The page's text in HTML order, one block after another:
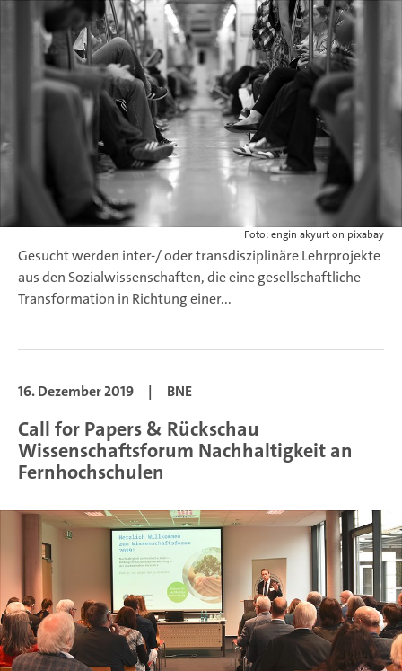
Foto: engin akyurt on pixabay
Gesucht werden inter-/ oder transdisziplinäre Lehrprojekte
aus den Sozialwissenschaften, die eine gesellschaftliche
Transformation in Richtung einer...
16. Dezember 2019 | BNE
Call for Papers & Rückschau
Wissenschaftsforum Nachhaltigkeit an
Fernhochschulen